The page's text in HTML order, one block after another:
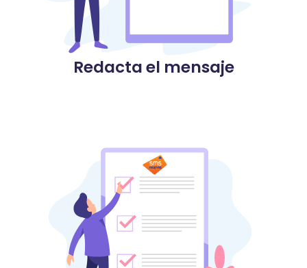
Redacta el mensaje